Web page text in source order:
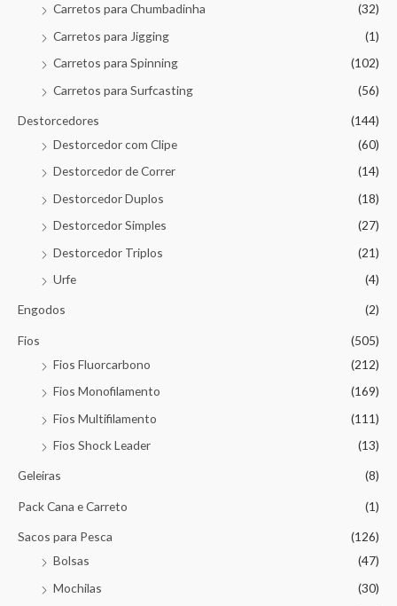
Carretos para Chumbadinha
(32)
Carretos para Jigging
(1)
Carretos para Spinning
(102)
Carretos para Surfcasting
(56)
Destorcedores
(144)
Destorcedor com Clipe
(60)
Destorcedor de Correr
(14)
Destorcedor Duplos
(18)
Destorcedor Simples
(27)
Destorcedor Triplos
(21)
Urfe
(4)
Engodos (2)
Fios
(505)
Fios Fluorcarbono
(212)
Fios Monofilamento
(169)
Fios Multifilamento
(111)
Fios Shock Leader
(13)
Geleiras (8)
Pack Cana e Carreto (1)
Sacos para Pesca
(126)
Bolsas
(47)
Mochilas
(30)